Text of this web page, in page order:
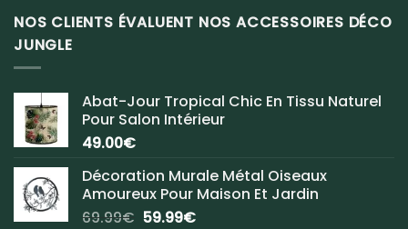
initial
était :
actuel
est :
NOS CLIENTS ÉVALUENT NOS ACCESSOIRES DÉCO
JUNGLE
Abat-Jour Tropical Chic En Tissu Naturel
Pour Salon Intérieur
49.00€
Décoration Murale Métal Oiseaux
Amoureux Pour Maison Et Jardin
69.99€ Le
59.99€Le